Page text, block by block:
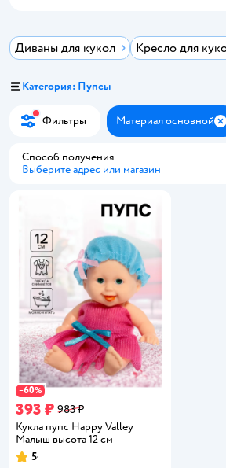
Диваны для кукол Кресло для
Категория: Пупсы
Фильтры Материал основной
Способ получения
Выберите адрес или магазин
−60%
393 ₽ 983 ₽
Кукла пупс Happy Valley
Малыш высота 12 см
Рейтинг:
5